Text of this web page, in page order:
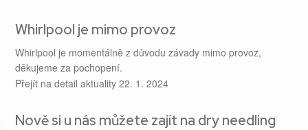
Whirlpool je mimo provoz
Whirlpool je momentálně z důvodu závady mimo provoz,
děkujeme za pochopení.
Přejít na detail aktuality 22. 1. 2024
Nově si u nás můžete zajít na dry needling